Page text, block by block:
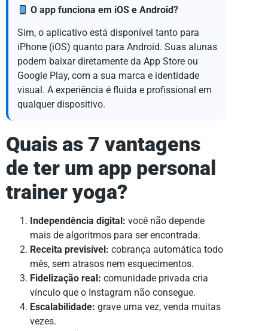
O app funciona em iOS e Android?
Sim, o aplicativo está disponível tanto para
iPhone (iOS) quanto para Android. Suas alunas
podem baixar diretamente da App Store ou
Google Play, com a sua marca e identidade
visual. A experiência é fluida e profissional em
qualquer dispositivo.
Quais as 7 vantagens
de ter um app personal
trainer yoga?
Independência digital: você não depende
mais de algoritmos para ser encontrada.
Receita previsível: cobrança automática todo
mês, sem atrasos nem esquecimentos.
Fidelização real: comunidade privada cria
vínculo que o Instagram não consegue.
Escalabilidade: grave uma vez, venda muitas
vezes.